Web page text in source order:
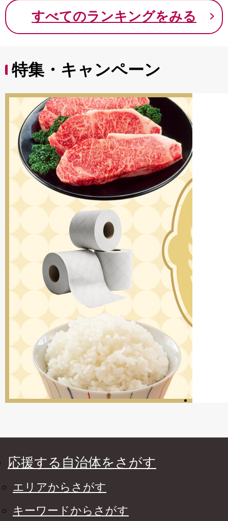
9000円 九千円
すべてのランキングをみる
特集・キャンペーン
応援する自治体をさがす
エリアからさがす
キーワードからさがす